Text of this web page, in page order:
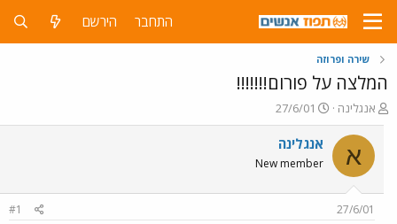
התחבר הירשם
שירה ופרוזה
המלצה על פורום!!!!!!!
פ
ו
ת
ח
ה
ש
אנגלינה
פ
ו
ר
ם
27/6/01
א אנגלינה
New member
27/6/01
#1